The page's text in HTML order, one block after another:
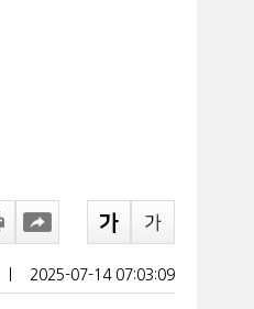
2025-07-14 07:03:09